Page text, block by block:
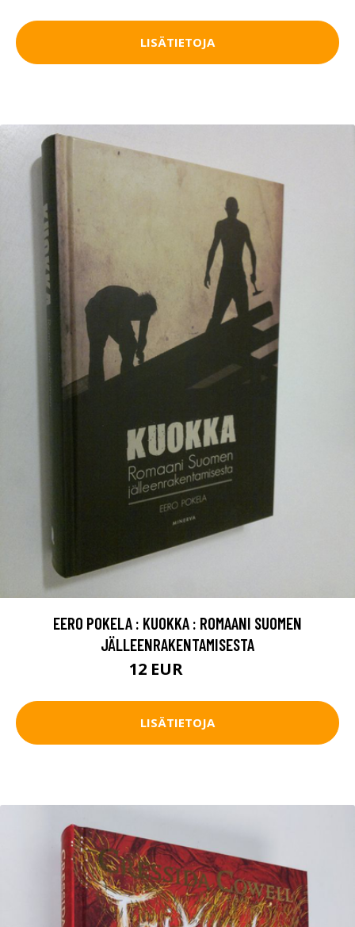
LISÄTIETOJA
EERO POKELA : KUOKKA : ROMAANI SUOMEN
JÄLLEENRAKENTAMISESTA
12 EUR
LISÄTIETOJA